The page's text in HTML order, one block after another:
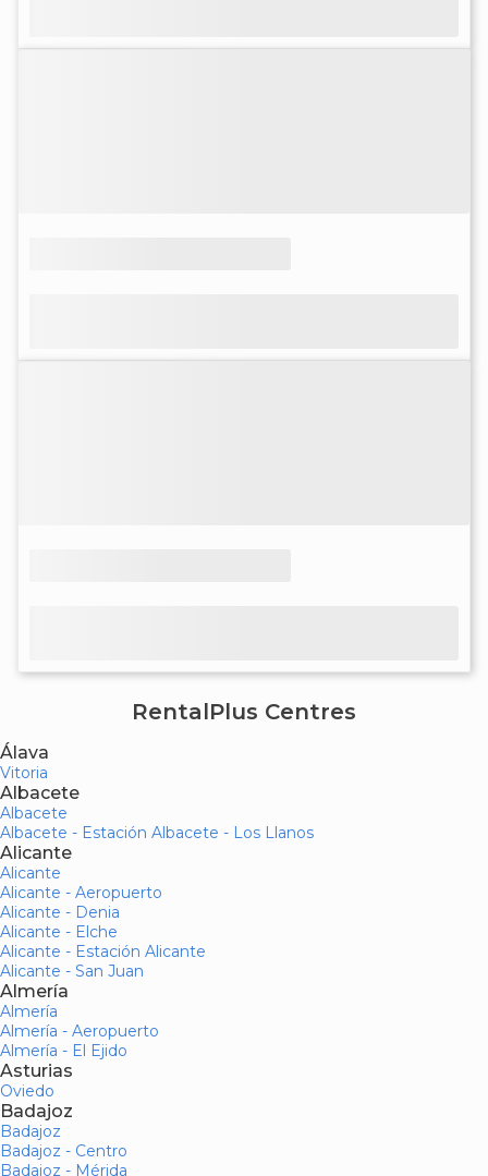
RentalPlus Centres
Álava
Vitoria
Albacete
Albacete
Albacete - Estación Albacete - Los Llanos
Alicante
Alicante
Alicante - Aeropuerto
Alicante - Denia
Alicante - Elche
Alicante - Estación Alicante
Alicante - San Juan
Almería
Almería
Almería - Aeropuerto
Almería - El Ejido
Asturias
Oviedo
Badajoz
Badajoz
Badajoz - Centro
Badajoz - Mérida